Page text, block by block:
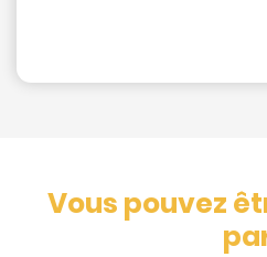
Vous pouvez